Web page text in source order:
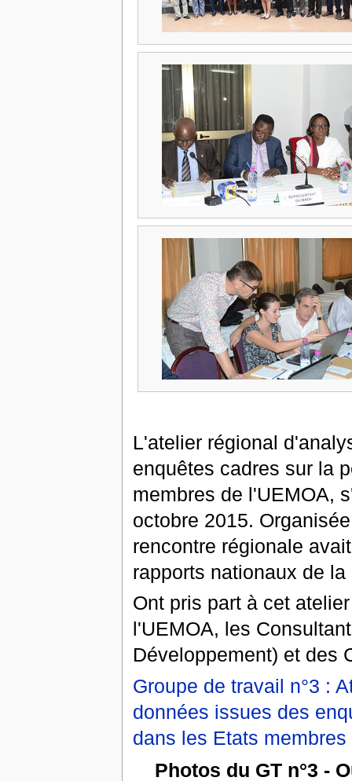
L'atelier régional
enquêtes cadres sur la
membres de l'UEMOA,
octobre 2015.
rencontre régionale
rapports nationaux de
Ont pris part à cet
l'UEMOA, les
Développement) et des
Groupe de travail n°3 :
données issues des
dans les Etats
Photos du GT n°3 -